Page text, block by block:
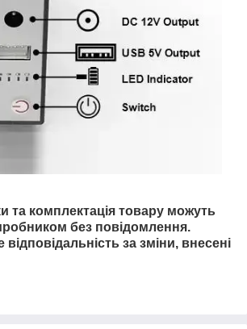
та комплектація товару можуть
без повідомлення.
відповідальність за зміни, внесені